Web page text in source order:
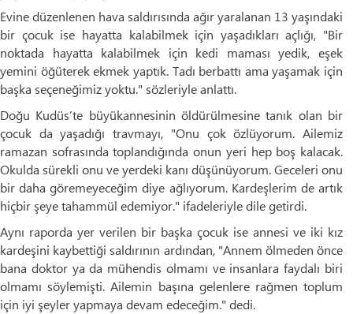
Evine düzenlenen hava saldırısında ağır yaralanan 13 yaşındaki
bir çocuk ise hayatta kalabilmek için yaşadıkları açlığı, "Bir
noktada hayatta kalabilmek için kedi maması yedik, eşek
yemini öğüterek ekmek yaptık. Tadı berbattı ama yaşamak için
başka seçeneğimiz yoktu." sözleriyle anlattı.
Doğu Kudüs’te büyükannesinin öldürülmesine tanık olan bir
çocuk da yaşadığı travmayı, "Onu çok özlüyorum. Ailemiz
ramazan sofrasında toplandığında onun yeri hep boş kalacak.
Okulda sürekli onu ve yerdeki kanı düşünüyorum. Geceleri onu
bir daha göremeyeceğim diye ağlıyorum. Kardeşlerim de artık
hiçbir şeye tahammül edemiyor." ifadeleriyle dile getirdi.
Aynı raporda yer verilen bir başka çocuk ise annesi ve iki kız
kardeşini kaybettiği saldırının ardından, "Annem ölmeden önce
bana doktor ya da mühendis olmamı ve insanlara faydalı biri
olmamı söylemişti. Ailemin başına gelenlere rağmen toplum
için iyi şeyler yapmaya devam edeceğim." dedi.